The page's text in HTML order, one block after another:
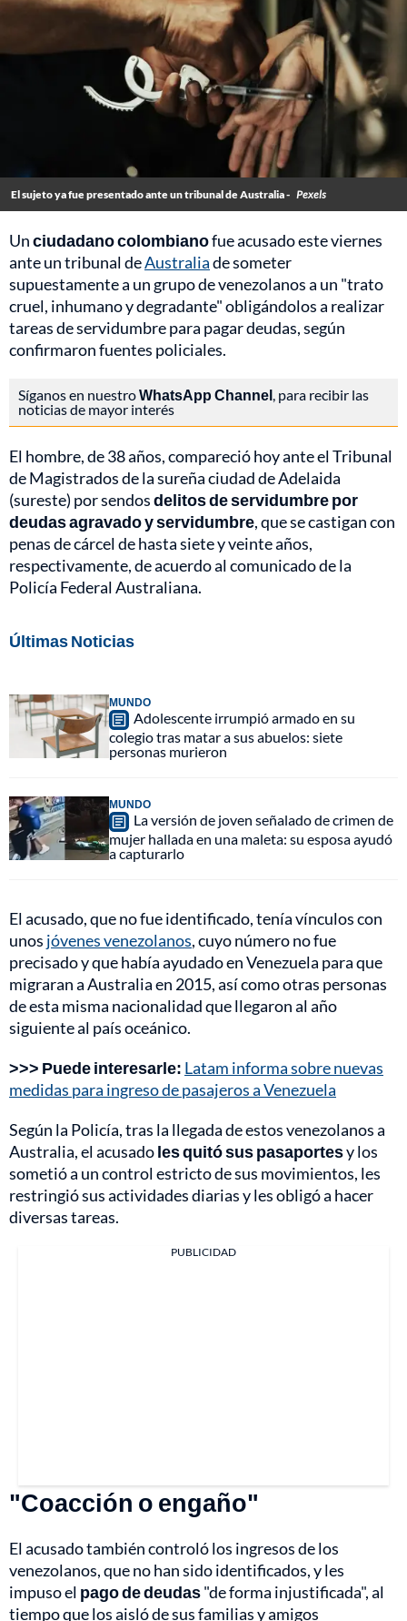
El sujeto ya fue presentado ante un tribunal de Australia - Pexels
Unciudadano colombianofue acusado este viernes
ante un tribunal deAustraliade someter
supuestamente a un grupo de venezolanos a un "trato
cruel, inhumano y degradante" obligándolos a realizar
tareas de servidumbre para pagar deudas, según
confirmaron fuentes policiales.
Síganos en nuestroWhatsApp Channel, para recibir las
noticias de mayor interés
El hombre, de 38 años, compareció hoy ante el Tribunal
de Magistrados de la sureña ciudad de Adelaida
(sureste) por sendosdelitos de servidumbre por
deudas agravado y servidumbre, que se castigan con
penas de cárcel de hasta siete y veinte años,
respectivamente, de acuerdo al comunicado de la
Policía Federal Australiana.
Últimas Noticias
MUNDO
Adolescente irrumpió armado en su
colegio tras matar a sus abuelos: siete
personas murieron
MUNDO
La versión de joven señalado de crimen de
mujer hallada en una maleta: su esposa ayudó
a capturarlo
El acusado, que no fue identificado, tenía vínculos con
unos jóvenes venezolanos, cuyo número no fue
precisado y que había ayudado en Venezuela para que
migraran a Australia en 2015, así como otras personas
de esta misma nacionalidad que llegaron al año
siguiente al país oceánico.
>>> Puede interesarle: Latam informa sobre nuevas
medidas para ingreso de pasajeros a Venezuela
Según la Policía, tras la llegada de estos venezolanos a
Australia, el acusadoles quitó sus pasaportesy los
sometió a un control estricto de sus movimientos, les
restringió sus actividades diarias y les obligó a hacer
diversas tareas.
PUBLICIDAD
"Coacción o engaño"
El acusado también controló los ingresos de los
venezolanos, que no han sido identificados, y les
impuso el pago de deudas"de forma injustificada", al
tiempo que los aisló de sus familias y amigos